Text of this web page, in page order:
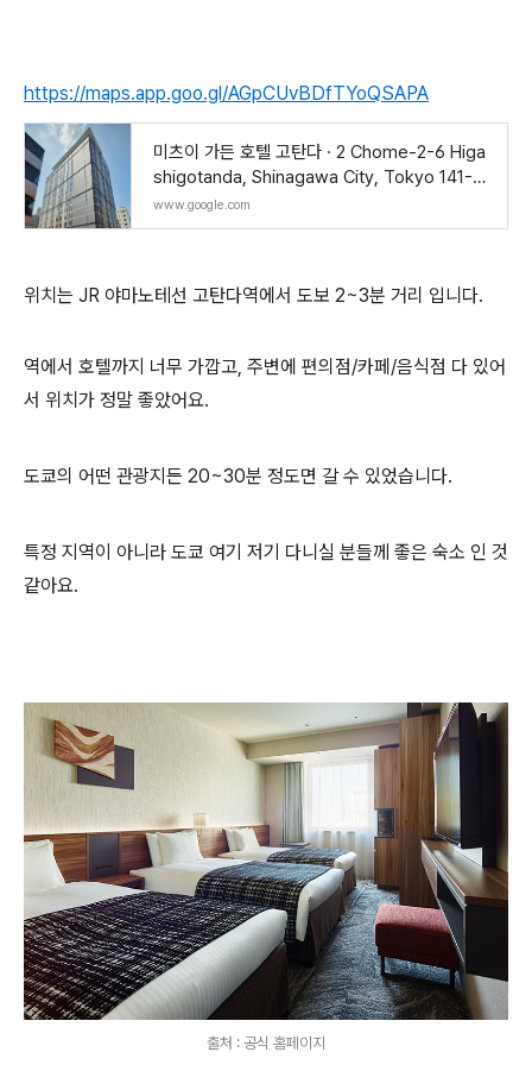
https://maps.app.goo.gl/AGpCUvBDfTYoQSAPA
미츠이 가든 호텔 고탄다 · 2 Chome-2-6 Higa
shigotanda, Shinagawa City, Tokyo 141-0
022 일본
www.google.com
위치는 JR 야마노테선 고탄다역에서 도보 2~3분 거리 입니다.
역에서 호텔까지 너무 가깝고, 주변에 편의점/카페/음식점 다 있어
서 위치가 정말 좋았어요.
도쿄의 어떤 관광지든 20~30분 정도면 갈 수 있었습니다.
특정 지역이 아니라 도쿄 여기 저기 다니실 분들께 좋은 숙소 인 것
같아요.
출처 : 공식 홈페이지